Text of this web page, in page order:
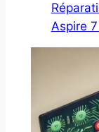
Aspire